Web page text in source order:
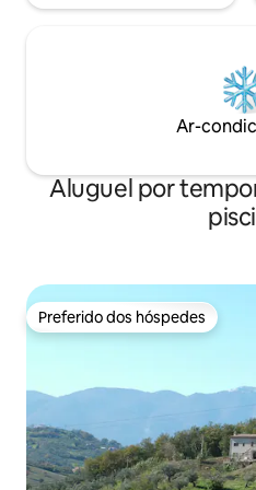
Ar-
Aluguel por
Preferido dos hóspedes
Preferido dos hóspedes